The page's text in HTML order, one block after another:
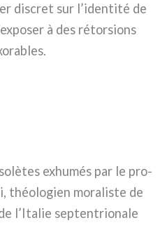
discret sur l’identité de
à des rétor­sions
exhu­més par le pro­
théo­lo­gien mora­li­ste de
l’Italie sep­ten­trio­na­le